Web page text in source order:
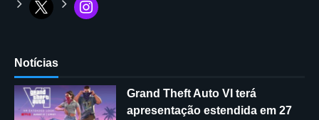
Notícias
Grand Theft Auto VI terá
apresentação estendida em 27